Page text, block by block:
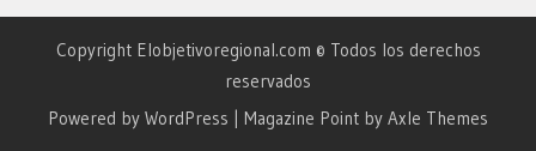
Copyright Elobjetivoregional.com © Todos los derechos
reservados
Powered by WordPress
Magazine Point by Axle Themes